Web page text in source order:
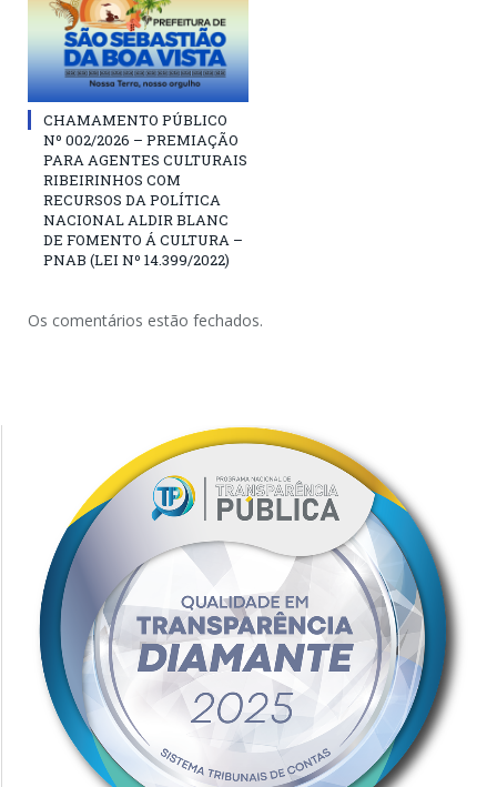
CHAMAMENTO PÚBLICO
Nº 002/2026 – PREMIAÇÃO
PARA AGENTES CULTURAIS
RIBEIRINHOS COM
RECURSOS DA POLÍTICA
NACIONAL ALDIR BLANC
DE FOMENTO Á CULTURA –
PNAB (LEI Nº 14.399/2022)
Os comentários estão fechados.